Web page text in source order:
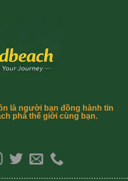
là người bạn đồng hành tin
phá thế giới cùng bạn.